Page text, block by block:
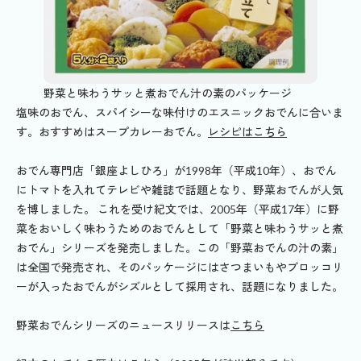
野菜と味わうサッと煮おでん汁の素のパッケージ
塩味のおでん、スパイシーな味付けのエスニックおでんに合いま
す。おすすめはスープカレーおでん。
レシピはこちら
おでん専門店「銀座よしひろ」が1998年（平成10年）、おでん
にトマトを入れてテレビや雑誌で話題となり、野菜おでんが人気
を博しました。 これを受け紀文では、2005年（平成17年）に野
菜をおいしく味わうためのおでんとして「野菜と味わうサッと煮
おでん」シリーズを発売しました。この「野菜おでんの汁の素」
は全国で発売され、そのパッケージにはさつまいもやブロッコリ
ーが入ったおでんがシズルとして採用され、話題になりました。
野菜おでんシリーズのニュースリリースはこちら